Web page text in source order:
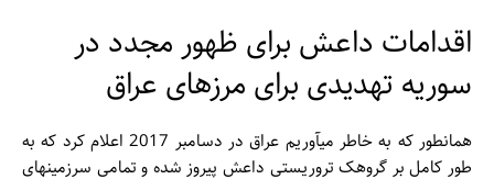
اقدامات داعش برای ظهور مجدد در
سوریه تهدیدی برای مرزهای عراق
همانطور که به خاطر می­آوریم عراق در دسامبر 2017 اعلام کرد که به
طور کامل بر گروهک تروریستی داعش پیروز شده و تمامی سرزمین­های